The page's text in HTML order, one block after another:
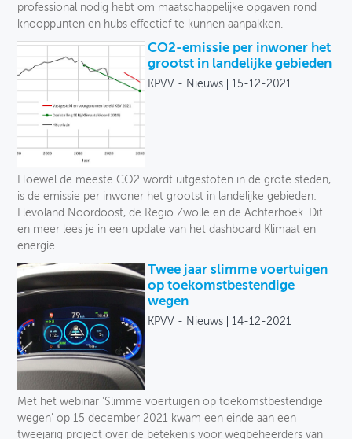
Soort
professional nodig hebt om maatschappelijke opgaven rond
knooppunten en hubs effectief te kunnen aanpakken.
CO2-emissie per inwoner het
grootst in landelijke gebieden
KPVV - Nieuws 15-12-2021
Hoewel de meeste CO2 wordt uitgestoten in de grote steden,
is de emissie per inwoner het grootst in landelijke gebieden:
Flevoland Noordoost, de Regio Zwolle en de Achterhoek. Dit
en meer lees je in een update van het dashboard Klimaat en
energie.
Twee jaar slimme voertuigen
op toekomstbestendige
wegen
KPVV - Nieuws 14-12-2021
Met het webinar 'Slimme voertuigen op toekomstbestendige
wegen’ op 15 december 2021 kwam een einde aan een
tweejarig project over de betekenis voor wegbeheerders van